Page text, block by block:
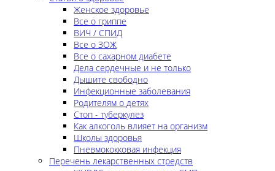
Женское здоровье
Все о гриппе
ВИЧ / СПИД
Все о ЗОЖ
Все о сахарном диабете
Дела сердечные и не только
Дышите свободно
Инфекционные заболевания
Родителям о детях
Стоп - туберкулез
Как алкоголь влияет на организм
Школы здоровья
Пневмококковая инфекция
Перечень лекарственных стредств